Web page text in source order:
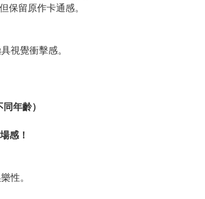
保留原作卡通感。
視覺衝擊感。
年齡）
感！
性。